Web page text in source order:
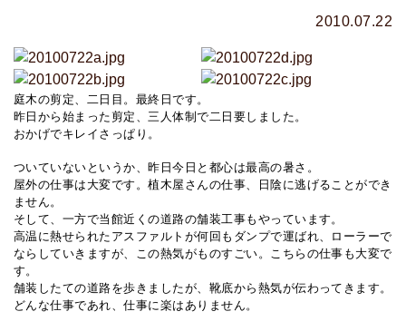
2010.07.22
庭木の剪定、二日目。最終日です。
昨日から始まった剪定、三人体制で二日要しました。
おかげでキレイさっぱり。
ついていないというか、昨日今日と都心は最高の暑さ。
屋外の仕事は大変です。植木屋さんの仕事、日陰に逃げることができ
ません。
そして、一方で当館近くの道路の舗装工事もやっています。
高温に熱せられたアスファルトが何回もダンプで運ばれ、ローラーで
ならしていきますが、この熱気がものすごい。こちらの仕事も大変で
す。
舗装したての道路を歩きましたが、靴底から熱気が伝わってきます。
どんな仕事であれ、仕事に楽はありません。